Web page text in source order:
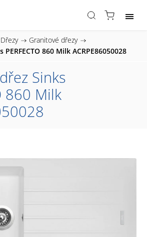
Dřezy / Granitové dřezy /
860 Milk ACRPE86050028
Sinks
860 Milk